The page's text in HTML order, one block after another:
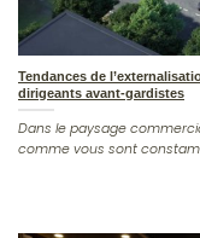
Tendances de
dirigeants avant-gardistes
Dans le paysage
comme vous sont